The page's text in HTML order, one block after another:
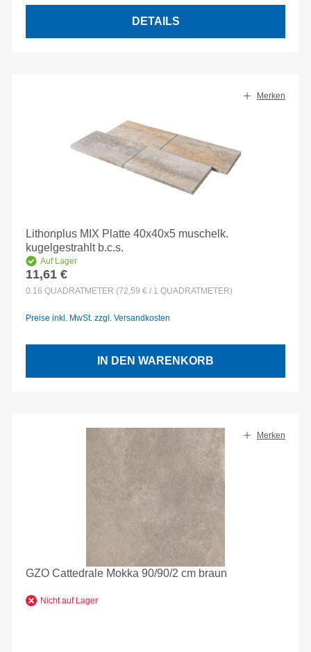
DETAILS
Merken
Lithonplus MIX Platte 40x40x5 muschelk.
kugelgestrahlt b.c.s.
Auf Lager
Regulärer Preis:
11,61 €
0.16 QUADRATMETER (72,59 € / 1 QUADRATMETER)
Preise inkl. MwSt. zzgl. Versandkosten
IN DEN WARENKORB
Merken
GZO Cattedrale Mokka 90/90/2 cm braun
Nicht auf Lager